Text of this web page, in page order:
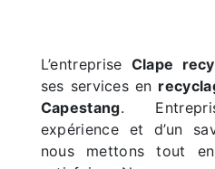
L’entreprise Clape
ses services en
Capestang.
expérience et d’un
nous mettons tout